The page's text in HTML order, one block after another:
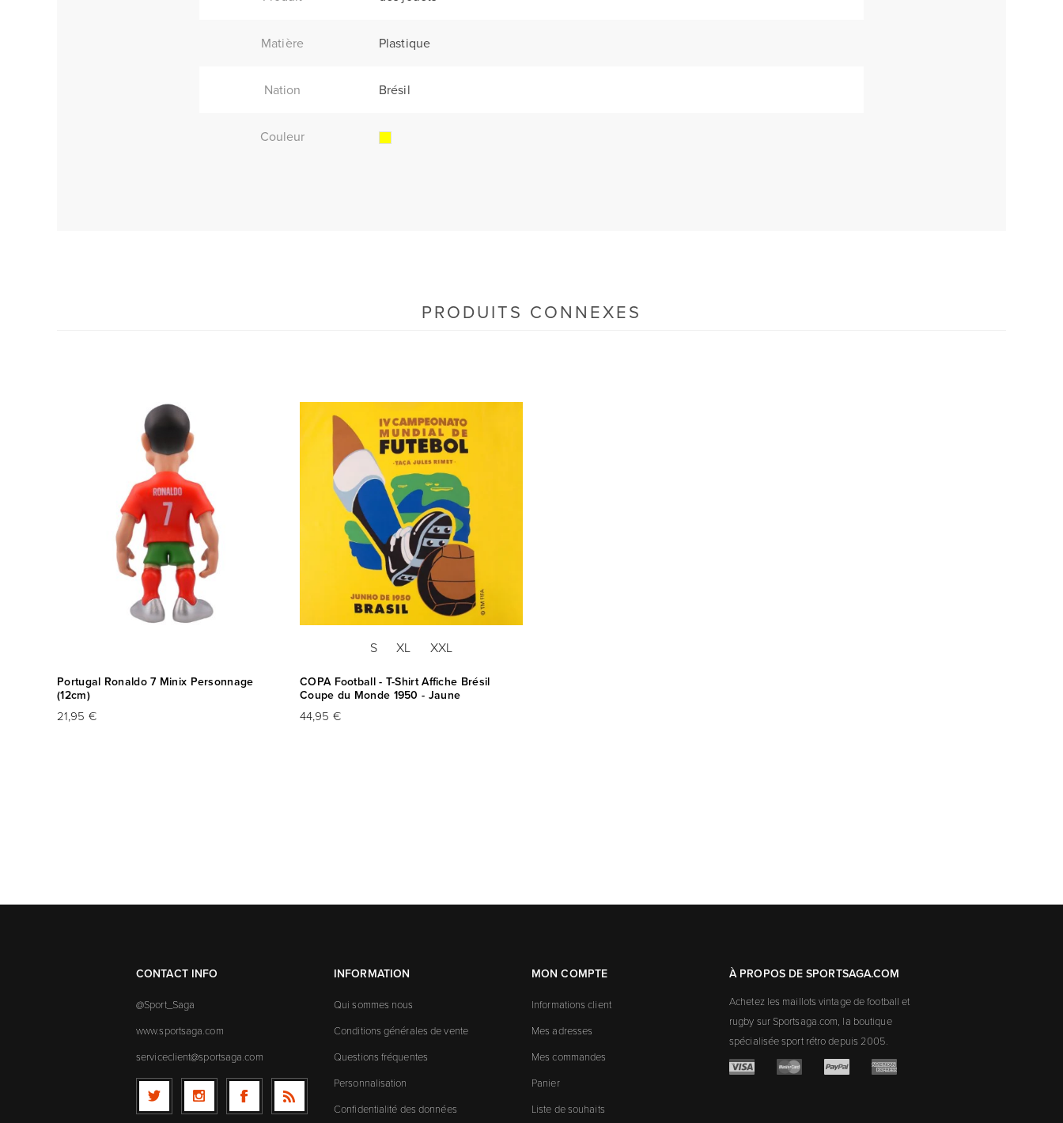
Matière Plastique
Nation Brésil
Couleur
PRODUITS CONNEXES
Portugal Ronaldo 7 Minix Personnage
(12cm)
21,95 €
S XL XXL
COPA Football - T-Shirt Affiche Brésil
Coupe du Monde 1950 - Jaune
44,95 €
CONTACT INFO
@Sport_Saga
www.sportsaga.com
serviceclient@sportsaga.com
INFORMATION
Qui sommes nous
Conditions générales de vente
Questions fréquentes
Personnalisation
Confidentialité des données
MON COMPTE
Informations client
Mes adresses
Mes commandes
Panier
Liste de souhaits
À PROPOS DE SPORTSAGA.COM
Achetez les maillots vintage de football et
rugby sur Sportsaga.com, la boutique
spécialisée sport rétro depuis 2005.